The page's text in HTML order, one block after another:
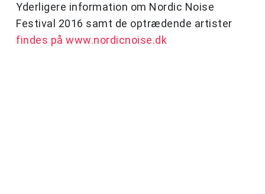
Yderligere information om Nordic Noise
Festival 2016 samt de optrædende artister
findes på www.nordicnoise.dk